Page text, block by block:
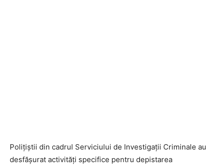
Polițiștii din cadrul Serviciului de Investigații Criminale au
desfășurat activități specifice pentru depistarea